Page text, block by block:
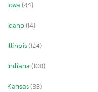
Iowa(44)
Idaho(14)
Illinois(124)
Indiana(108)
Kansas(83)